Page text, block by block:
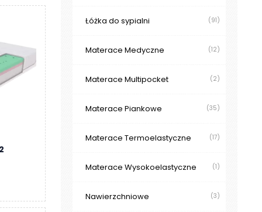
Łóżka do sypialni (91)
Materace Medyczne (12)
Materace Multipocket (2)
Materace Piankowe (35)
Materace Termoelastyczne (17)
Materace Wysokoelastyczne (1)
Nawierzchniowe (3)